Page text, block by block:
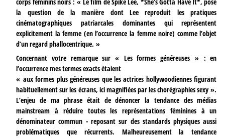
corps féminins noirs : « Le film de Spike Lee, *She’s Gotta Have It*, pose
la question de la manière dont Lee reproduit les pratiques
cinématographiques patriarcales dominantes qui représentent
explicitement la femme (en l’occurrence la femme noire) comme l’objet
d’un regard phallocentrique. »
Concernant votre remarque sur « Les formes généreuses » : en
l’occurrence mes termes exacts étaient
« aux formes plusgénéreuses que les actrices hollywoodiennes figurant
habituellement sur les écrans, ici magnifiées par les chorégraphies sexy ».
L’enjeu de ma phrase était de dénoncer la tendance des médias
mainstream à réduire toutes les représentations féminines à un
dénominateur commun - reposant sur des standards physiques aussi
problématiques que récurrents. Malheureusement la tendance